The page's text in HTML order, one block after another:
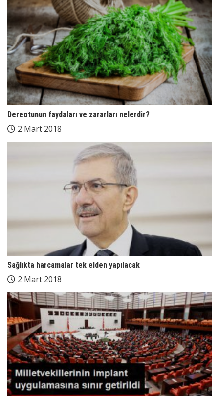
Dereotunun faydaları ve zararları nelerdir?
2 Mart 2018
Sağlıkta harcamalar tek elden yapılacak
2 Mart 2018